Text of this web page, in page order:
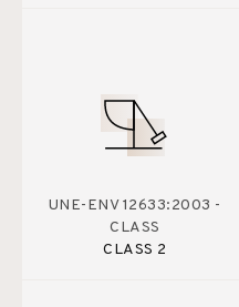
UNE-ENV 12633:2003 -
CLASS
CLASS 2